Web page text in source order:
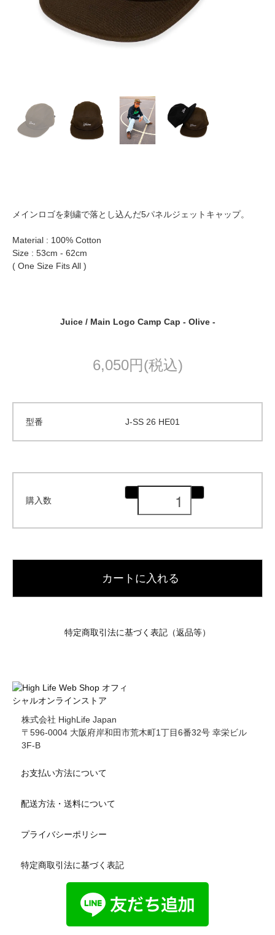
メインロゴを刺繍で落とし込んだ5パネルジェットキャップ。
Material : 100% Cotton
Size : 53cm - 62cm
( One Size Fits All )
Juice / Main Logo Camp Cap - Olive -
6,050円(税込)
型番 J-SS 26 HE01
購入数
カートに入れる
特定商取引法に基づく表記（返品等）
株式会社 HighLife Japan
〒596-0004 大阪府岸和田市荒木町1丁目6番32号 幸栄ビル
3F-B
お支払い方法について
配送方法・送料について
プライバシーポリシー
特定商取引法に基づく表記